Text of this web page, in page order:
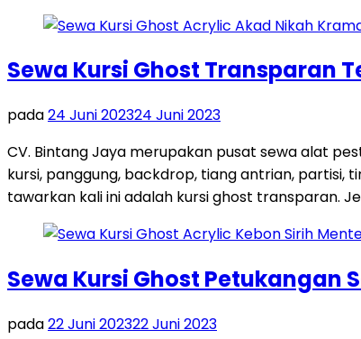
Sewa Kursi Ghost Transparan
pada24 Juni 202324 Juni 2023
CV. Bintang Jaya merupakan pusat sewa alat
kursi, panggung, backdrop, tiang antrian, partisi,
tawarkan kali ini adalah kursi ghost transparan.
Sewa Kursi Ghost
pada22 Juni 202322 Juni 2023